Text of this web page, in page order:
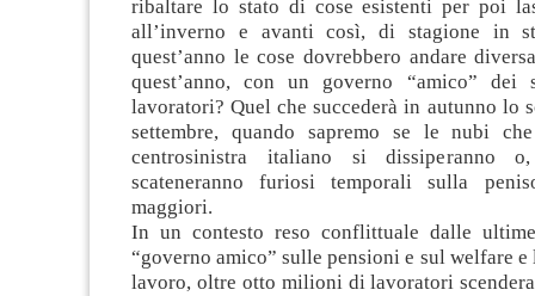
ribaltare lo stato di cose esistenti per poi
all’inverno e avanti così, di stagione in
quest’anno le cose dovrebbero andare
quest’anno, con un governo “amico” dei
lavoratori? Quel che succederà in autunno lo
settembre, quando sapremo se le nubi
centrosinistra italiano si dissiperanno
scateneranno furiosi temporali sulla
maggiori.
In un contesto reso conflittuale dalle
“governo amico” sulle pensioni e sul welfare e
lavoro, oltre otto milioni di lavoratori